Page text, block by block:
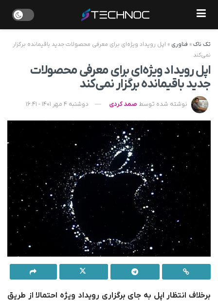
تک ناک» فناوری » اپل رویداد ویژه‌ای برای معرفی محصولات جدید باقیمانده برگزار
نمی‌کند
اپل رویداد ویژه‌ای برای معرفی محصولات
جدید باقیمانده برگزار نمی‌کند
نوشته شده توسط صمد کردی دوشنبه 4 مهر 1401 - 16:41
برخلاف انتظار اپل به جای برگزاری رویداد ویژه احتمالا از طریق